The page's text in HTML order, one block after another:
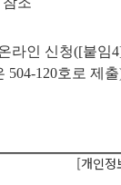
라인 신청([붙임
120호로 제출
[개인정